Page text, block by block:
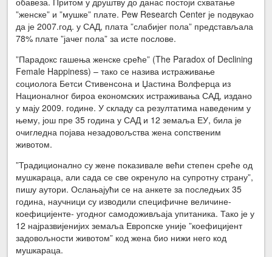
”женске” и ”мушке” плате. Pew Research Center је подвукао
да је 2007.год. у САД, плата ”слабијег пола” представљала
78% плате ”јачег пола” за исте послове.
”Парадокс гашења женске среће” (The Paradox of Declining
Female Happiness) – тако се назива истраживање
социолога Бетси Стивенсона и Џастина Волферца из
Националног бироа економских истраживања САД, издано
у мају 2009. године. У складу са резултатима наведеним у
њему, још пре 35 година у САД и 12 земаља ЕУ, била је
очигледна појава незадовољства жена сопственим
животом.
”Традиционално су жене показивале већи степен среће од
мушкараца, али сада се све окренуло на супротну страну”,
пишу аутори. Ослањајући се на анкете за последњих 35
година, научници су изводили специфичне величине-
коефицијенте- угодног самодоживљаја упитаника. Тако је у
12 најразвијенијих земаља Европске уније ”коефицијент
задовољности животом” код жена био нижи него код
мушкараца.